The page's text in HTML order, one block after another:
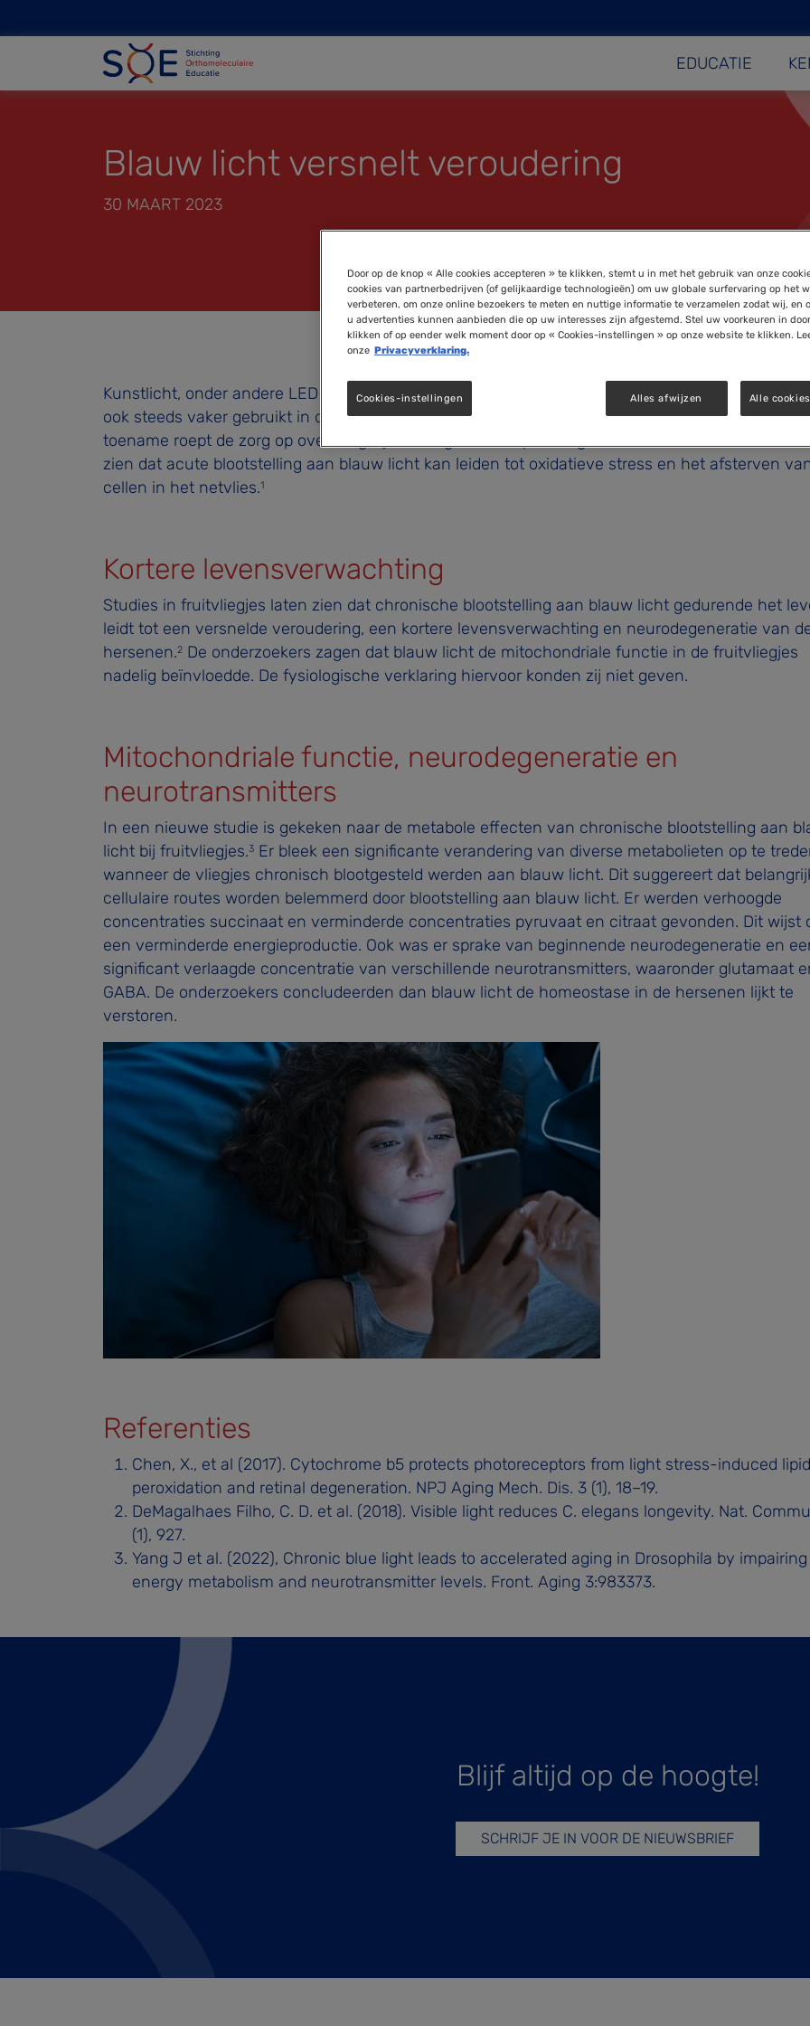
EDUCATIE
Blauw licht versnelt veroudering
30 MAART 2023
Kunstlicht, onder andere LED-verlichting, bevat steeds vaker blauw licht. Dergelijke verlichting
ook steeds vaker gebruikt in de vorm van (binnenhuis)verlichting en in beeldschermen. Deze
toename roept de zorg op over mogelijk nadelige ervan op onze gezondheid. Onderzoek heeft al
zien dat acute blootstelling aan blauw licht kan leiden tot oxidatieve stress en het afsterven
cellen in het netvlies.1
Kortere levensverwachting
Studies in fruitvliegjes laten zien dat chronische blootstelling aan blauw licht gedurende het
leidt tot een versnelde veroudering, een kortere levensverwachting en neurodegeneratie van
hersenen.2 De onderzoekers zagen dat blauw licht de mitochondriale functie in de fruitvliegjes
nadelig beïnvloedde. De fysiologische verklaring hiervoor konden zij niet geven.
Mitochondriale functie, neurodegeneratie en
neurotransmitters
In een nieuwe studie is gekeken naar de metabole effecten van chronische blootstelling aan
licht bij fruitvliegjes.3 Er bleek een significante verandering van diverse metabolieten op te
wanneer de vliegjes chronisch blootgesteld werden aan blauw licht. Dit suggereert dat
cellulaire routes worden belemmerd door blootstelling aan blauw licht. Er werden verhoogde
concentraties succinaat en verminderde concentraties pyruvaat en citraat gevonden. Dit wijst
een verminderde energieproductie. Ook was er sprake van beginnende neurodegeneratie en
significant verlaagde concentratie van verschillende neurotransmitters, waaronder glutamaat
GABA. De onderzoekers concludeerden dan blauw licht de homeostase in de hersenen lijkt te
verstoren.
Referenties
Chen, X., et al (2017). Cytochrome b5 protects photoreceptors from light stress-induced lipid
peroxidation and retinal degeneration. NPJ Aging Mech. Dis. 3 (1), 18–19.
DeMagalhaes Filho, C. D. et al. (2018). Visible light reduces C. elegans longevity. Nat.
(1), 927.
Yang J et al. (2022), Chronic blue light leads to accelerated aging in Drosophila by impairing
energy metabolism and neurotransmitter levels. Front. Aging 3:983373.
Blijf altijd op de hoogte!
SCHRIJF JE IN VOOR DE NIEUWSBRIEF
Door op de knop « Alle cookies accepteren » te klikken, stemt u in met het gebruik van onze
cookies van partnerbedrijven (of gelijkaardige technologieën) om uw globale surfervaring op het
verbeteren, om onze online bezoekers te meten en nuttige informatie te verzamelen zodat wij, en
u advertenties kunnen aanbieden die op uw interesses zijn afgestemd. Stel uw voorkeuren in door
klikken of op eender welk moment door op « Cookies-instellingen » op onze website te klikken.
onze Privacyverklaring.
Alles afwijzen Alle
Cookies-instellingen